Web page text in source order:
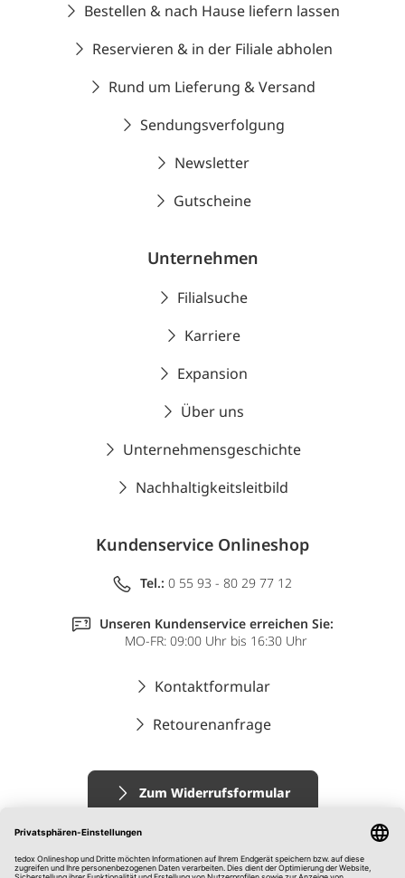
Bestellen & nach Hause liefern lassen
Reservieren & in der Filiale abholen
Rund um Lieferung & Versand
Sendungsverfolgung
Newsletter
Gutscheine
Unternehmen
Filialsuche
Karriere
Expansion
Über uns
Unternehmensgeschichte
Nachhaltigkeitsleitbild
Kundenservice Onlineshop
Tel.: 0 55 93 - 80 29 77 12
Unseren Kundenservice erreichen Sie:
MO-FR: 09:00 Uhr bis 16:30 Uhr
Kontaktformular
Retourenanfrage
Zum Widerrufsformular
Impressum